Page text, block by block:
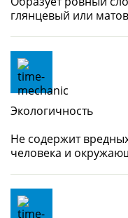
глянцевый или
Экологичность
Не содержит
человека и